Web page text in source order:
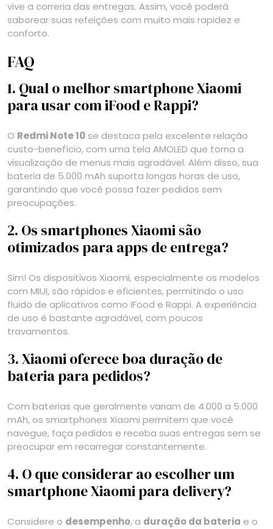
vive a correria das entregas. Assim, você poderá
saborear suas refeições com muito mais rapidez e
conforto.
FAQ
1. Qual o melhor smartphone Xiaomi
para usar com iFood e Rappi?
O Redmi Note 10 se destaca pela excelente relação
custo-benefício, com uma tela AMOLED que torna a
visualização de menus mais agradável. Além disso, sua
bateria de 5.000 mAh suporta longas horas de uso,
garantindo que você possa fazer pedidos sem
preocupações.
2. Os smartphones Xiaomi são
otimizados para apps de entrega?
Sim! Os dispositivos Xiaomi, especialmente os modelos
com MIUI, são rápidos e eficientes, permitindo o uso
fluido de aplicativos como iFood e Rappi. A experiência
de uso é bastante agradável, com poucos
travamentos.
3. Xiaomi oferece boa duração de
bateria para pedidos?
Com baterias que geralmente variam de 4.000 a 5.000
mAh, os smartphones Xiaomi permitem que você
navegue, faça pedidos e receba suas entregas sem se
preocupar em recarregar constantemente.
4. O que considerar ao escolher um
smartphone Xiaomi para delivery?
Considere o desempenho, a duração da bateria e o